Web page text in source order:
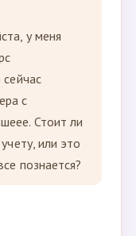
у меня
сейчас
с
Стоит ли
или это
познается?